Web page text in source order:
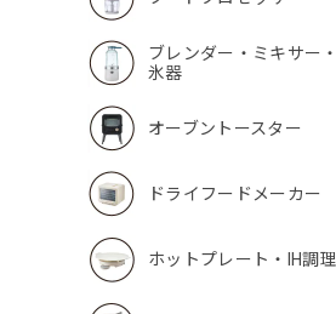
ブレンダー・ミキサー
氷器
オーブントースター
ドライフードメーカー
ホットプレート・IH調